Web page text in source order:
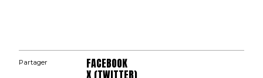
Partager FACEBOOK